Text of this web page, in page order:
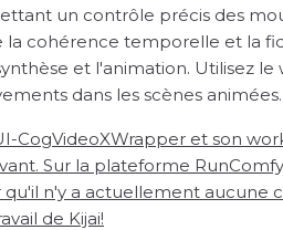
un contrôle précis des
cohérence temporelle et la
et l'animation. Utilisez
dans les scènes animées.
CogVideoXWrapper et son
Sur la plateforme
n'y a actuellement aucune
de Kijai!